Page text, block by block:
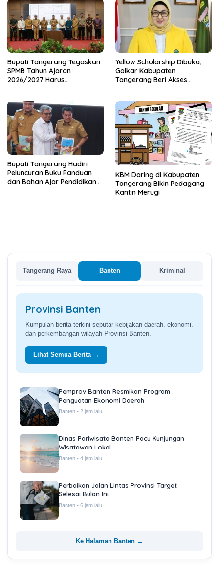
Bupati Tangerang Tegaskan
SPMB Tahun Ajaran
2026/2027 Harus
Yellow Scholarship Dibuka,
Golkar Kabupaten
Tangerang Beri Akses
Bupati Tangerang Hadiri
Peluncuran Buku Panduan
dan Bahan Ajar Pendidikan
KBM Daring di Kabupaten
Tangerang Bikin Pedagang
Kantin Merugi
Tangerang Raya Banten Kriminal
Provinsi Banten
Kumpulan berita terkini seputar kebijakan daerah, ekonomi,
dan perkembangan wilayah Provinsi Banten.
Lihat Semua Berita →
Pemprov Banten Resmikan Program
Penguatan Ekonomi Daerah
Banten • 2 jam lalu
Dinas Pariwisata Banten Pacu Kunjungan
Wisatawan Lokal
Banten • 4 jam lalu
Perbaikan Jalan Lintas Provinsi Target
Selesai Bulan Ini
Banten • 6 jam lalu
Ke Halaman Banten →